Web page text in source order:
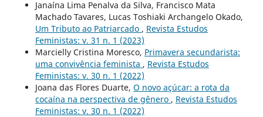
Janaína Lima Penalva da Silva, Francisco Mata
Machado Tavares, Lucas Toshiaki Archangelo Okado,
Um Tributo ao Patriarcado , Revista Estudos
Feministas: v. 31 n. 1 (2023)
Marcielly Cristina Moresco, Primavera secundarista:
uma convivência feminista , Revista Estudos
Feministas: v. 30 n. 1 (2022)
Joana das Flores Duarte, O novo açúcar: a rota da
cocaína na perspectiva de gênero , Revista Estudos
Feministas: v. 30 n. 1 (2022)